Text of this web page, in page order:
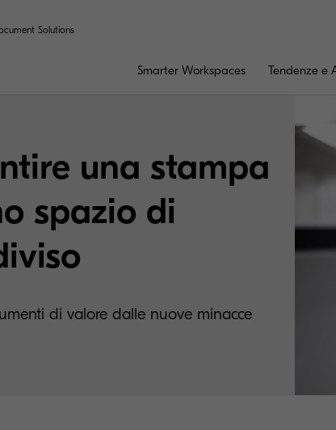
Solutions
Smarter Workspaces Tendenze e
una stampa
spazio di
di valore dalle nuove minacce